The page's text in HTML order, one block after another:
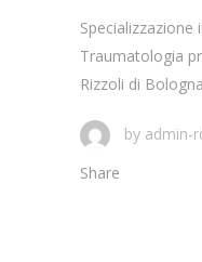
Specializzazione
Traumatologia
Rizzoli di
by admin-
Share